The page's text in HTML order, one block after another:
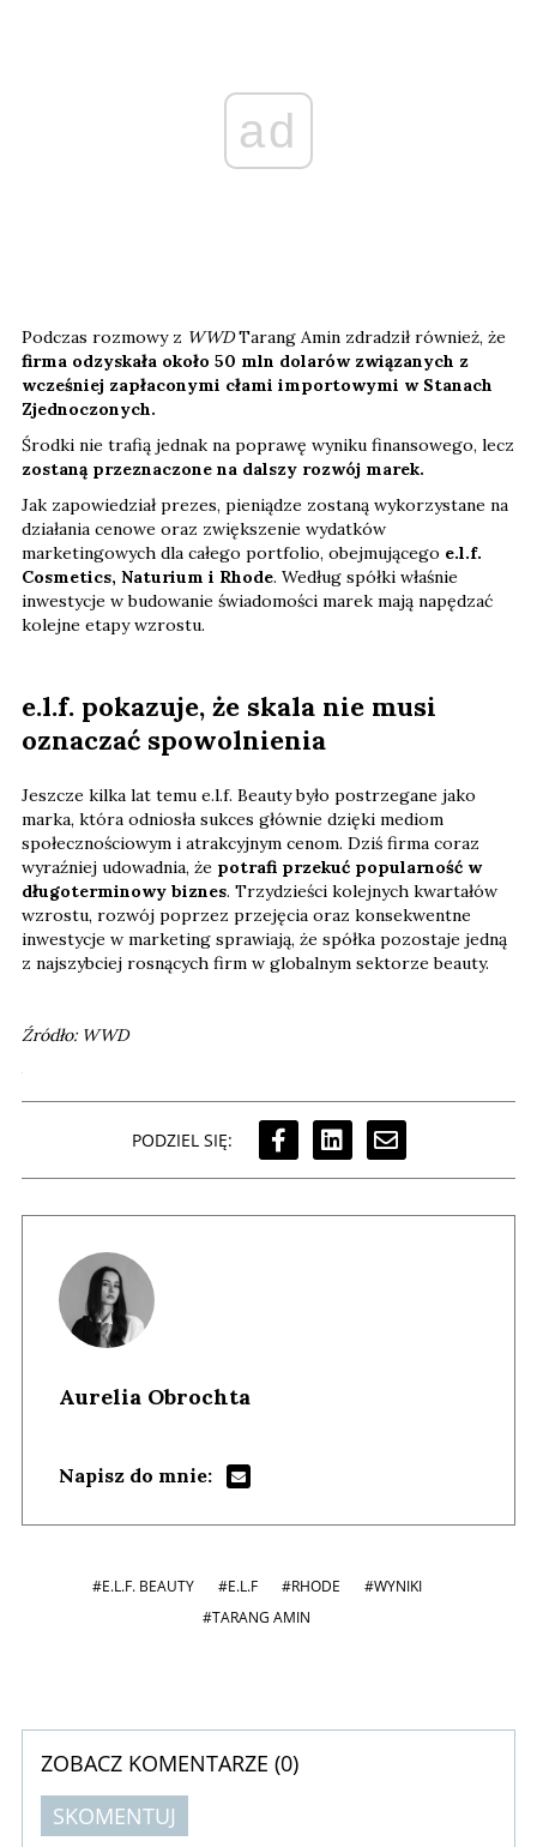
ad
Podczas rozmowy z WWDTarang Amin zdradził również, że
firma odzyskała około 50 mln dolarów związanych z
wcześniej zapłaconymi cłami importowymi w Stanach
Zjednoczonych.
Środki nie trafią jednak na poprawę wyniku finansowego, lecz
zostaną przeznaczone na dalszy rozwój marek.
Jak zapowiedział prezes, pieniądze zostaną wykorzystane na
działania cenowe oraz zwiększenie wydatków
marketingowych dla całego portfolio, obejmującego e.l.f.
Cosmetics, Naturium i Rhode. Według spółki właśnie
inwestycje w budowanie świadomości marek mają napędzać
kolejne etapy wzrostu.
e.l.f. pokazuje, że skala nie musi
oznaczać spowolnienia
Jeszcze kilka lat temu e.l.f. Beauty było postrzegane jako
marka, która odniosła sukces głównie dzięki mediom
społecznościowym i atrakcyjnym cenom. Dziś firma coraz
wyraźniej udowadnia, że potrafi przekuć popularność w
długoterminowy biznes. Trzydzieści kolejnych kwartałów
wzrostu, rozwój poprzez przejęcia oraz konsekwentne
inwestycje w marketing sprawiają, że spółka pozostaje jedną
z najszybciej rosnących firm w globalnym sektorze beauty.
Źródło: WWD
PODZIEL SIĘ:
Aurelia Obrochta
Napisz do mnie:
#E.L.F. BEAUTY #E.L.F #RHODE
#WYNIKI
#TARANG AMIN
ZOBACZ KOMENTARZE (0)
SKOMENTUJ